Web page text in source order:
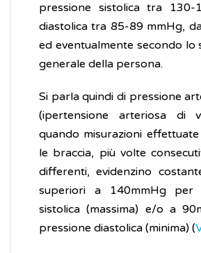
pressione sistolica tra 130-
diastolica tra 85-89 mmHg,
ed eventualmente secondo lo
generale della persona.
Si parla quindi di pressione
(ipertensione arteriosa di
quando misurazioni
le braccia, più volte
differenti, evidenzino
superiori a 140mmHg per
sistolica (massima) e/o a
pressione diastolica (minima) (